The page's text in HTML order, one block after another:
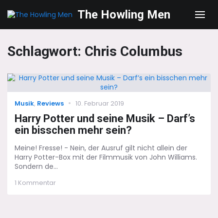
The Howling Men
Schlagwort: Chris Columbus
Categories
Musik, Reviews
Posted
10. Februar 2019
Harry Potter und seine Musik – Darf’s
ein bisschen mehr sein?
Meine! Fresse! - Nein, der Ausruf gilt nicht allein der
Harry Potter-Box mit der Filmmusik von John Williams.
Sondern de...
1 Kommentarzu